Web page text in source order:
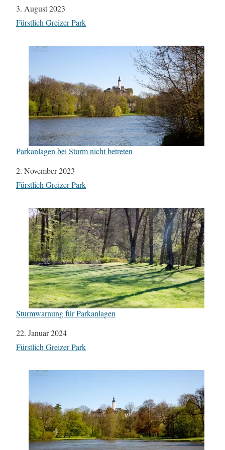
Datum
3. August 2023
In Bezug auf
Fürstlich Greizer Park
Parkanlagen bei Sturm nicht betreten
Datum
2. November 2023
In Bezug auf
Fürstlich Greizer Park
Sturmwarnung für Parkanlagen
Datum
22. Januar 2024
In Bezug auf
Fürstlich Greizer Park